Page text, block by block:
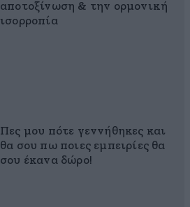
αποτοξίνωση & την ορμονική
ισορροπία
Πες μου πότε γεννήθηκες και
θα σου πω ποιες εμπειρίες θα
σου έκανα δώρο!